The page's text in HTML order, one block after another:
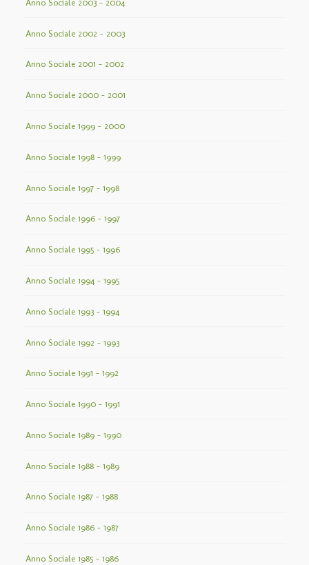
Anno Sociale 2003 – 2004
Anno Sociale 2002 – 2003
Anno Sociale 2001 – 2002
Anno Sociale 2000 – 2001
Anno Sociale 1999 – 2000
Anno Sociale 1998 – 1999
Anno Sociale 1997 – 1998
Anno Sociale 1996 – 1997
Anno Sociale 1995 – 1996
Anno Sociale 1994 – 1995
Anno Sociale 1993 – 1994
Anno Sociale 1992 – 1993
Anno Sociale 1991 – 1992
Anno Sociale 1990 – 1991
Anno Sociale 1989 – 1990
Anno Sociale 1988 – 1989
Anno Sociale 1987 – 1988
Anno Sociale 1986 – 1987
Anno Sociale 1985 – 1986